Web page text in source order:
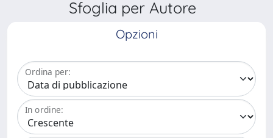
Sfoglia per Autore
Opzioni
Ordina per:
In ordine: